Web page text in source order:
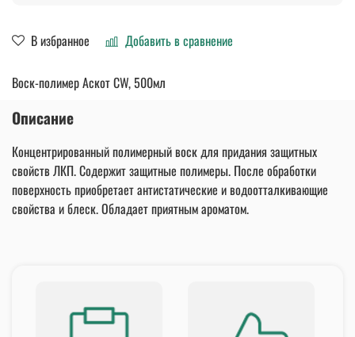
В избранное Добавить в сравнение
Воск-полимер Аскот CW, 500мл
Описание
Концентрированный полимерный воск для придания защитных
свойств ЛКП. Содержит защитные полимеры. После обработки
поверхность приобретает антистатические и водоотталкивающие
свойства и блеск. Обладает приятным ароматом.